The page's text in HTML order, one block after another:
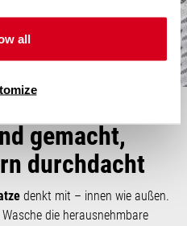
all
gemacht,
durchdacht
denkt mit – innen wie außen.
die herausnehmbare